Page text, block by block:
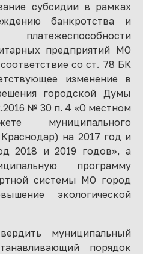
субсидии в рамках
банкротства и
предприятий МО
со ст. 78 БК
изменение в
городской Думы
№ 30 п. 4 «О местном
муниципального
на 2017 год и
2018 и 2019 годов», а
программу
системы МО город
экологической
муниципальный
порядок